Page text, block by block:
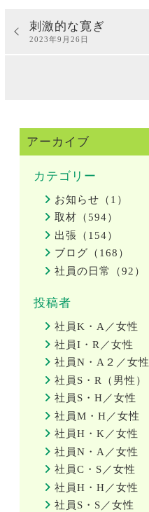
刺激的な寛ぎ
2023年9月26日
アーカイブ
カテゴリー
お知らせ（1）
取材（594）
出張（154）
ブログ（168）
社員の日常（92）
投稿者
社員K・A／女性
社員I・R／女性
社員N・A２／女性
社員S・R（男性）
社員S・H／女性
社員M・H／女性
社員H・K／女性
社員N・A／女性
社員C・S／女性
社員H・H／女性
社員S・S／女性